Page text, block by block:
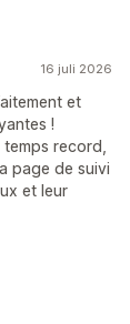
16 juli 2026
et
!
temps record,
page de suivi
et leur